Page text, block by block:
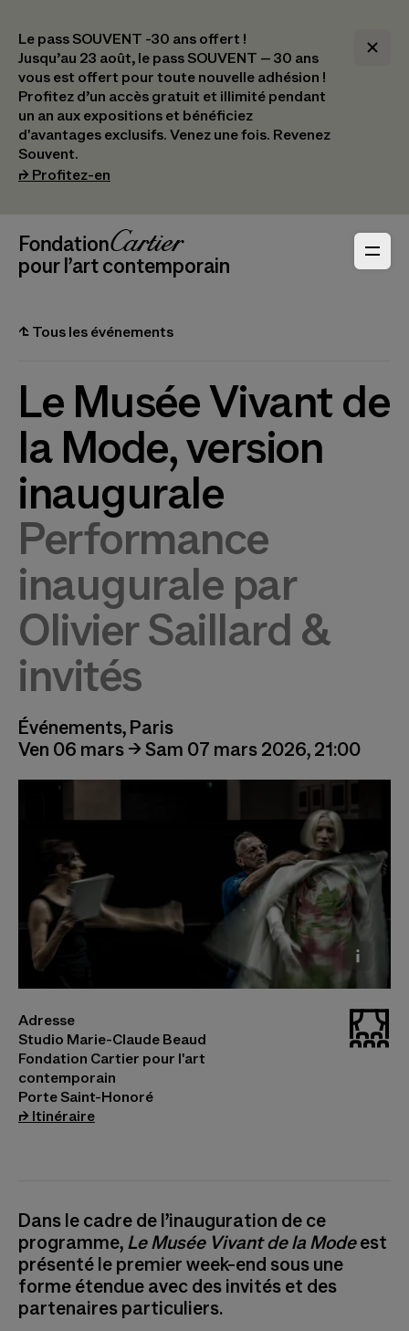
Le pass SOUVENT -30 ans offert !
Jusqu’au 23 août, le pass SOUVENT – 30 ans
vous est offert pour toute nouvelle adhésion !​
Profitez d’un accès gratuit et illimité pendant
un an aux expositions et bénéficiez
d'avantages exclusifs.​ Venez une fois. Revenez
Souvent.
⮣ Profitez-en
Navigation en-tête
_logoFondation Cartier
pour l’art contemporain
⮤ Tous les événements
Le Musée Vivant de
la Mode, version
inaugurale
Performance
inaugurale par
Olivier Saillard &
invités
Événements, Paris
Ven 06 mars → Sam 07 mars 2026, 21:00
Inaugurale, Olivier Saillard, 2026 Photo ©
Ruediger Glatz
_stud
Adresse
Studio Marie-Claude Beaud
Fondation Cartier pour l'art
contemporain
Porte Saint-Honoré
⮣ Itinéraire(s’ouvre dans un nouvel onglet)
Dans le cadre de l’inauguration de ce
programme, Le Musée Vivant de la Modeest
présenté le premier week-end sous une
forme étendue avec des invités et des
partenaires particuliers.